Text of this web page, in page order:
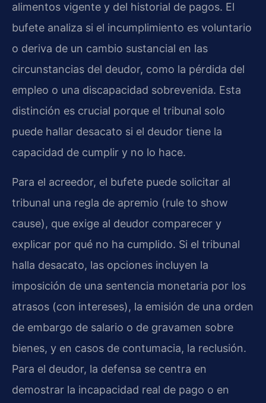
alimentos vigente y del historial de pagos. El
bufete analiza si el incumplimiento es voluntario
o deriva de un cambio sustancial en las
circunstancias del deudor, como la pérdida del
empleo o una discapacidad sobrevenida. Esta
distinción es crucial porque el tribunal solo
puede hallar desacato si el deudor tiene la
capacidad de cumplir y no lo hace.
Para el acreedor, el bufete puede solicitar al
tribunal una regla de apremio (rule to show
cause), que exige al deudor comparecer y
explicar por qué no ha cumplido. Si el tribunal
halla desacato, las opciones incluyen la
imposición de una sentencia monetaria por los
atrasos (con intereses), la emisión de una orden
de embargo de salario o de gravamen sobre
bienes, y en casos de contumacia, la reclusión.
Para el deudor, la defensa se centra en
demostrar la incapacidad real de pago o en